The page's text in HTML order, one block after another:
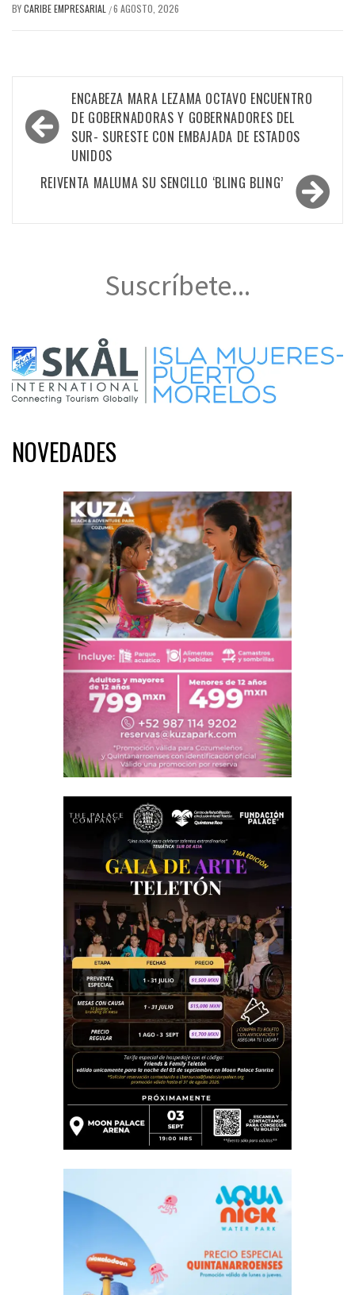
BYCARIBE EMPRESARIAL /6 AGOSTO, 2026
Navegación
de
entradas
ENCABEZA MARA LEZAMA OCTAVO ENCUENTRO
DE GOBERNADORAS Y GOBERNADORES DEL
SUR- SURESTE CON EMBAJADA DE ESTADOS
UNIDOS
REIVENTA MALUMA SU SENCILLO ‘BLING BLING’
Suscríbete...
NOVEDADES